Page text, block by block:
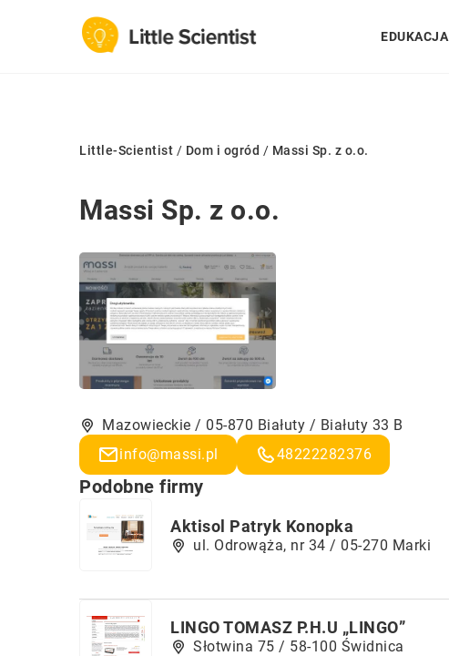
EDUKACJA
Little-Scientist / Dom i ogród / Massi Sp. z o.o.
Massi Sp. z o.o.
Mazowieckie / 05-870 Białuty / Białuty 33 B
info@massi.pl
48222282376
Podobne firmy
Aktisol Patryk Konopka
ul. Odrowąża, nr 34 / 05-270 Marki
LINGO TOMASZ P.H.U „LINGO”
Słotwina 75 / 58-100 Świdnica